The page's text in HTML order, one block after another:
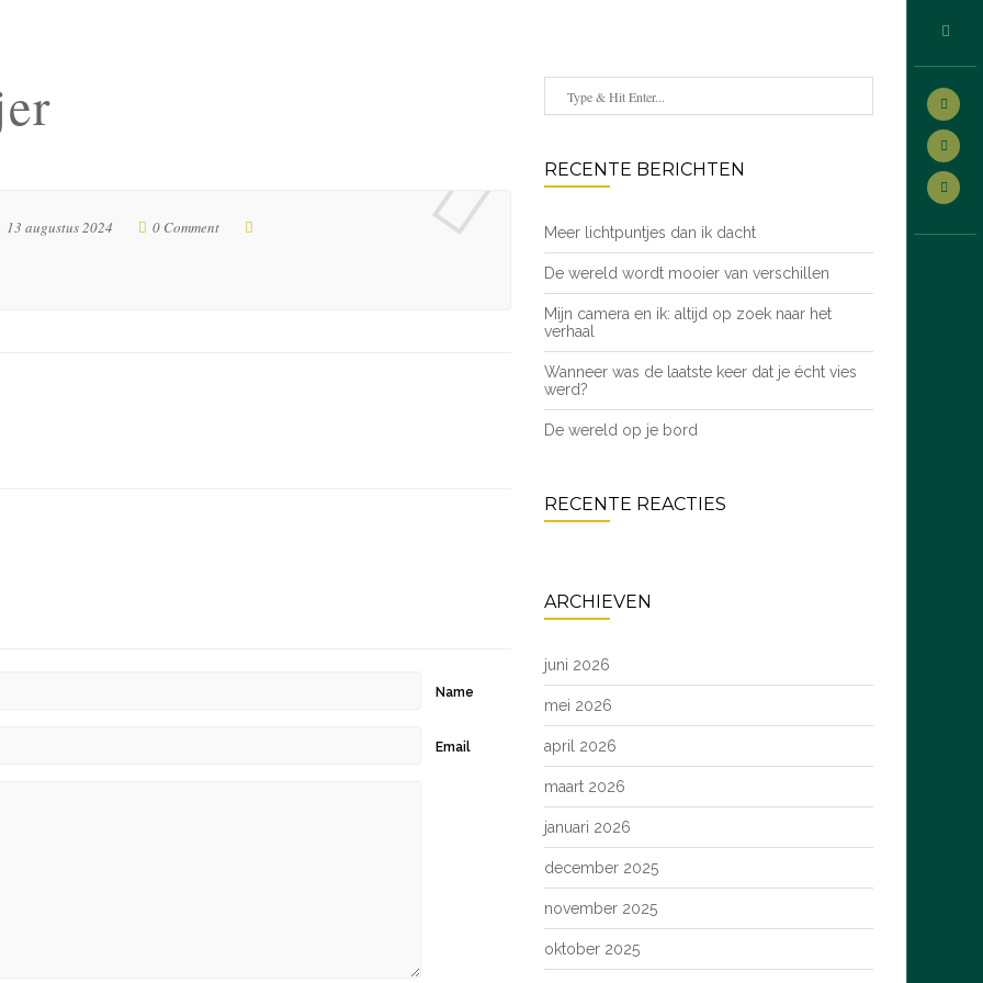
13 augustus 2024 0 Comment
Name
Email
RECENTE BERICHTEN
Meer lichtpuntjes dan ik dacht
De wereld wordt mooier van verschillen
Mijn camera en ik: altijd op zoek naar het
verhaal
Wanneer was de laatste keer dat je écht vies
werd?
De wereld op je bord
RECENTE REACTIES
ARCHIEVEN
juni 2026
mei 2026
april 2026
maart 2026
januari 2026
december 2025
november 2025
oktober 2025